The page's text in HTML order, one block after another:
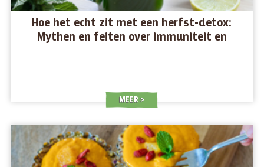
Hoe het echt zit met een herfst-detox:
Mythen en feiten over immuniteit en
MEER